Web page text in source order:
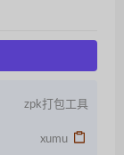
zpk打包工具
xumu